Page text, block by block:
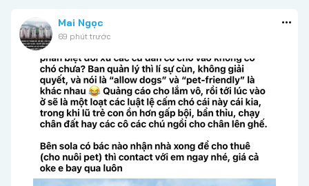
Mai Ngọc
69 phút trước